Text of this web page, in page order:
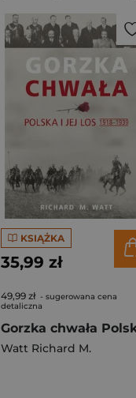
KSIĄŻKA
35,99 zł
49,99 zł - sugerowana cena
detaliczna
Watt Richard M.